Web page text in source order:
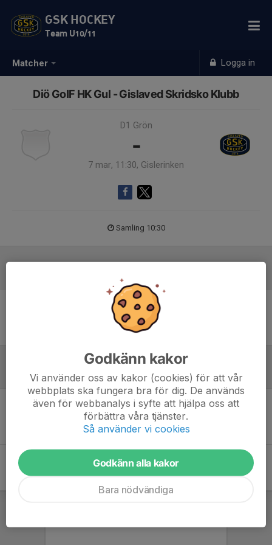
Matcher Logga in
GSK HOCKEY
Team U10/11
Diö GoIF HK Gul - Gislaved Skridsko Klubb
D1 Grön
-
7 mar, 11:30, Gislerinken
Samling 10:30
Ingen uppställning ifylld
Referat
Inget referat skrivet
Godkänn kakor
Vi använder oss av kakor (cookies) för att vår
webbplats ska fungera bra för dig. De används
även för webbanalys i syfte att hjälpa oss att
förbättra våra tjänster.
Så använder vi cookies
Godkänn alla kakor
Bara nödvändiga